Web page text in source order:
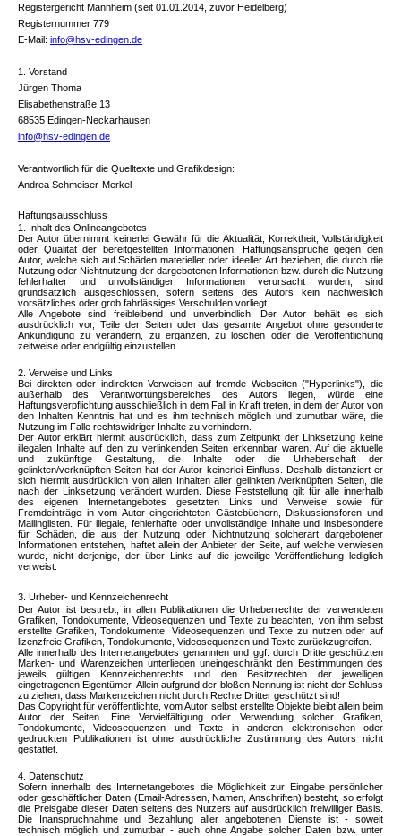
Registergericht Mannheim (seit 01.01.2014, zuvor Heidelberg)
Registernummer 779
E-Mail: info@hsv-edingen.de
1. Vorstand
Jürgen Thoma
Elisabethenstraße 13
68535 Edingen-Neckarhausen
info@hsv-edingen.de
Verantwortlich für die Quelltexte und Grafikdesign:
Andrea Schmeiser-Merkel
Haftungsausschluss
1. Inhalt des Onlineangebotes
Der Autor übernimmt keinerlei Gewähr für die Aktualität, Korrektheit, Vollständigkeit
oder Qualität der bereitgestellten Informationen. Haftungsansprüche gegen den
Autor, welche sich auf Schäden materieller oder ideeller Art beziehen, die durch die
Nutzung oder Nichtnutzung der dargebotenen Informationen bzw. durch die Nutzung
fehlerhafter und unvollständiger Informationen verursacht wurden, sind
grundsätzlich ausgeschlossen, sofern seitens des Autors kein nachweislich
vorsätzliches oder grob fahrlässiges Verschulden vorliegt.
Alle Angebote sind freibleibend und unverbindlich. Der Autor behält es sich
ausdrücklich vor, Teile der Seiten oder das gesamte Angebot ohne gesonderte
Ankündigung zu verändern, zu ergänzen, zu löschen oder die Veröffentlichung
zeitweise oder endgültig einzustellen.
2. Verweise und Links
Bei direkten oder indirekten Verweisen auf fremde Webseiten ("Hyperlinks"), die
außerhalb des Verantwortungsbereiches des Autors liegen, würde eine
Haftungsverpflichtung ausschließlich in dem Fall in Kraft treten, in dem der Autor von
den Inhalten Kenntnis hat und es ihm technisch möglich und zumutbar wäre, die
Nutzung im Falle rechtswidriger Inhalte zu verhindern.
Der Autor erklärt hiermit ausdrücklich, dass zum Zeitpunkt der Linksetzung keine
illegalen Inhalte auf den zu verlinkenden Seiten erkennbar waren. Auf die aktuelle
und zukünftige Gestaltung, die Inhalte oder die Urheberschaft der
gelinkten/verknüpften Seiten hat der Autor keinerlei Einfluss. Deshalb distanziert er
sich hiermit ausdrücklich von allen Inhalten aller gelinkten /verknüpften Seiten, die
nach der Linksetzung verändert wurden. Diese Feststellung gilt für alle innerhalb
des eigenen Internetangebotes gesetzten Links und Verweise sowie für
Fremdeinträge in vom Autor eingerichteten Gästebüchern, Diskussionsforen und
Mailinglisten. Für illegale, fehlerhafte oder unvollständige Inhalte und insbesondere
für Schäden, die aus der Nutzung oder Nichtnutzung solcherart dargebotener
Informationen entstehen, haftet allein der Anbieter der Seite, auf welche verwiesen
wurde, nicht derjenige, der über Links auf die jeweilige Veröffentlichung lediglich
verweist.
3. Urheber- und Kennzeichenrecht
Der Autor ist bestrebt, in allen Publikationen die Urheberrechte der verwendeten
Grafiken, Tondokumente, Videosequenzen und Texte zu beachten, von ihm selbst
erstellte Grafiken, Tondokumente, Videosequenzen und Texte zu nutzen oder auf
lizenzfreie Grafiken, Tondokumente, Videosequenzen und Texte zurückzugreifen.
Alle innerhalb des Internetangebotes genannten und ggf. durch Dritte geschützten
Marken- und Warenzeichen unterliegen uneingeschränkt den Bestimmungen des
jeweils gültigen Kennzeichenrechts und den Besitzrechten der jeweiligen
eingetragenen Eigentümer. Allein aufgrund der bloßen Nennung ist nicht der Schluss
zu ziehen, dass Markenzeichen nicht durch Rechte Dritter geschützt sind!
Das Copyright für veröffentlichte, vom Autor selbst erstellte Objekte bleibt allein beim
Autor der Seiten. Eine Vervielfältigung oder Verwendung solcher Grafiken,
Tondokumente, Videosequenzen und Texte in anderen elektronischen oder
gedruckten Publikationen ist ohne ausdrückliche Zustimmung des Autors nicht
gestattet.
4. Datenschutz
Sofern innerhalb des Internetangebotes die Möglichkeit zur Eingabe persönlicher
oder geschäftlicher Daten (Email-Adressen, Namen, Anschriften) besteht, so erfolgt
die Preisgabe dieser Daten seitens des Nutzers auf ausdrücklich freiwilliger Basis.
Die Inanspruchnahme und Bezahlung aller angebotenen Dienste ist - soweit
technisch möglich und zumutbar - auch ohne Angabe solcher Daten bzw. unter